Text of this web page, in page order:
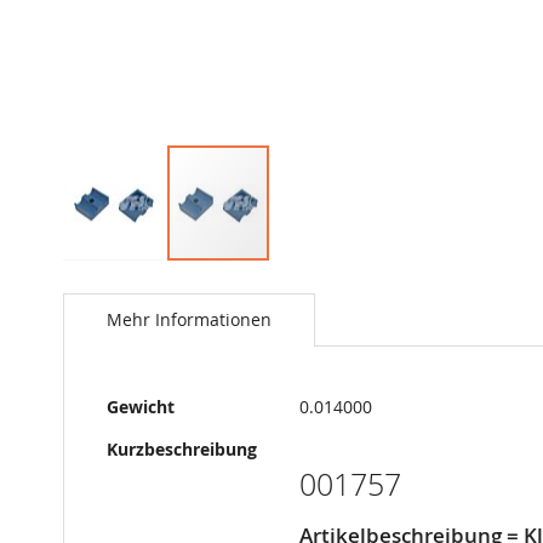
zum
AnfangMehr Informationen
Mehr
Informationen
Gewicht
0.014000
Kurzbeschreibung
001757
Artikelbeschreibung =